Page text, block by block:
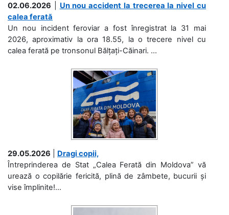
02.06.2026
Un nou accident la trecerea la nivel cu
calea ferată
Un nou incident feroviar a fost înregistrat la 31 mai
2026, aproximativ la ora 18.55, la o trecere nivel cu
calea ferată pe tronsonul Bălțați-Căinari. ...
29.05.2026
Dragi copii,
Întreprinderea de Stat „Calea Ferată din Moldova” vă
urează o copilărie fericită, plină de zâmbete, bucurii și
vise împlinite!...